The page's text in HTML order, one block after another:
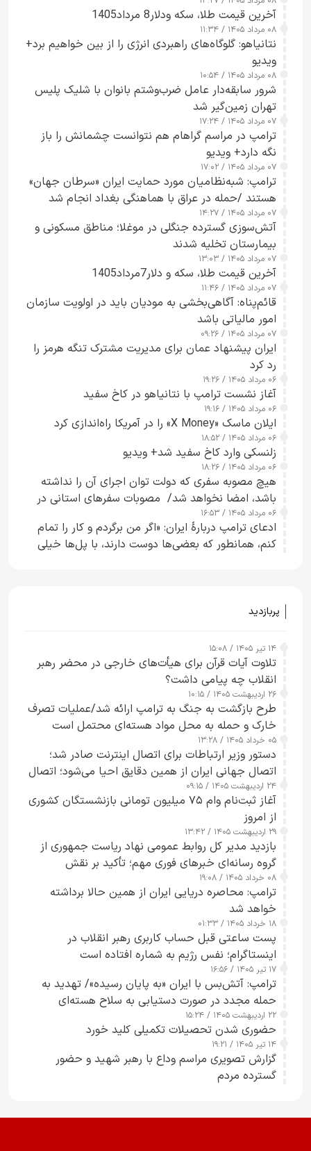
آخرین قیمت طلا، سکه ودلار8 مرداد1405
۰۸ مرداد ۱۴۰۵ / ۱۱:۳۴
نتانیاهو: گلوگاه‌های راهبردی انرژی را از بین خواهیم برد+
ویدیو
۰۸ مرداد ۱۴۰۵ / ۱۰:۵۴
شرور سابقه‌دار عامل ضرب‌وشتم بانوان با شلیک پلیس
تهران زمین‌گیر شد
۰۷ مرداد ۱۴۰۵ / ۱۷:۲۴
ترامپ در مراسم گراهام هم نتوانست چشمانش را باز
نگه دارد+ ویدیو
۰۷ مرداد ۱۴۰۵ / ۱۷:۰۲
ترامپ: شبه‌نظامیان مورد حمایت ایران «سرطان جهان»
هستند /حمله در عراق با هماهنگی بغداد انجام شد
۰۷ مرداد ۱۴۰۵ / ۱۴:۲۷
آتش‌سوزی گسترده جنگلی در موغلا؛ مناطق مسکونی و
بیمارستان تخلیه شدند
۰۷ مرداد ۱۴۰۵ / ۱۳:۰۳
آخرین قیمت طلا، سکه و دلار7مرداد1405
۰۷ مرداد ۱۴۰۵ / ۱۱:۴۶
قائم‌پناه: آگاهی‌بخشی به مودیان باید در اولویت سازمان
امور مالیاتی باشد
۰۷ مرداد ۱۴۰۵ / ۰۹:۲۶
ایران پیشنهاد عمان برای مدیریت مشترک تنگه هرمز را
رد کرد
۰۶ مرداد ۱۴۰۵ / ۱۹:۲۶
آغاز نشست ترامپ با نتانیاهو در کاخ سفید
۰۶ مرداد ۱۴۰۵ / ۱۹:۱۶
ایلان ماسک «X Money» را در آمریکا راه‌اندازی کرد
۰۶ مرداد ۱۴۰۵ / ۱۸:۵۲
زلنسکی وارد کاخ سفید شد+ ویدیو
۰۶ مرداد ۱۴۰۵ / ۱۸:۲۶
هیچ مصوبه سفری که دولت توان اجرای آن را نداشته
باشد، امضا نخواهد شد/ مصوبات سفرهای استانی در
چارچوب قانون بودجه است+ عکس
۰۶ مرداد ۱۴۰۵ / ۱۶:۵۳
ادعای ترامپ دربارهٔ ایران: «اگر من برگردم و کار را تمام
کنم، همانطور که بعضی‌ها دوست دارند، با پل‌ها خیلی
پربازدید
۱۴ تیر ۱۴۰۵ / ۱۵:۰۸
تلاوت آیات قرآن برای هیأت‌های خارجی در محضر رهبر
انقلاب چه پیامی داشت؟
۲۶ اردیبهشت ۱۴۰۵ / ۱۰:۱۵
طرح‌ بازگشت به جنگ به ترامپ ارائه شد/عملیات تصرف
خارک و حمله به محل مواد هسته‌ای محتمل است
۰۵ خرداد ۱۴۰۵ / ۱۳:۲۸
دستور وزیر ارتباطات برای اتصال اینترنت صادر شد؛
اتصال جهانی ایران از همین دقایق احیا می‌شود؛ اتصال
کامل مردم تا ۲۴ ساعت آینده
۲۴ اردیبهشت ۱۴۰۵ / ۰۹:۱۵
آغاز ثبت‌نام وام ۷۵ میلیون تومانی بازنشستگان کشوری
از امروز
۲۹ اردیبهشت ۱۴۰۵ / ۱۳:۴۲
بازدید مدیر کل روابط عمومی نهاد ریاست جمهوری از
گروه رسانه‌ای خبرهای فوری مهم؛ تأکید بر نقش
رسانه‌های هوشمند و مسئول در ارتقای آگاهی عمومی
۰۸ خرداد ۱۴۰۵ / ۱۹:۰۸
ترامپ: محاصره دریایی ایران از همین حالا برداشته
خواهد شد
۱۸ خرداد ۱۴۰۵ / ۰۱:۳۳
پست ساعتی قبل حساب کاربری رهبر انقلاب در
اینستاگرام؛ نفس رژیم به شماره افتاده است​
۱۷ تیر ۱۴۰۵ / ۱۶:۵۶
ترامپ: آتش‌بس با ایران «به پایان رسیده»/ تهدید به
حمله مجدد در صورت دستیابی به سلاح هسته‌ای
۲۲ اردیبهشت ۱۴۰۵ / ۱۵:۲۴
حضوری شدن تحصیلات تکمیلی کلید خورد
۱۴ تیر ۱۴۰۵ / ۱۹:۲۱
گزارش تصویری مراسم وداع با رهبر شهید و حضور
گسترده مردم